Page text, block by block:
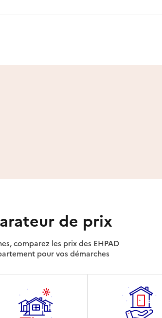
de prix
comparez les prix des EHPAD
pour vos démarches